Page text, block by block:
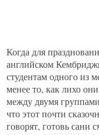
Когда для
английском
студентам одного из
менее то, как лихо
между двумя
что этот почти
говорят, готовь сани